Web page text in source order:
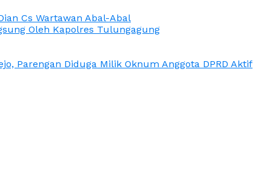
Cs Wartawan Abal-Abal
Oleh Kapolres Tulungagung
Parengan Diduga Milik Oknum Anggota DPRD Aktif